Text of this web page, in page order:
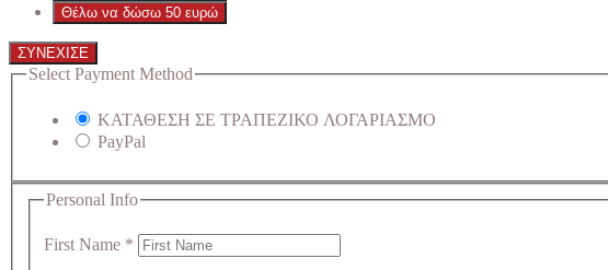
Θέλω να δώσω 50 ευρώ
ΣΥΝΕΧΙΣΕ
Select Payment Method
ΚΑΤΑΘΕΣΗ ΣΕ ΤΡΑΠΕΖΙΚΟ ΛΟΓΑΡΙΑΣΜΟ
PayPal
Personal Info
First Name *